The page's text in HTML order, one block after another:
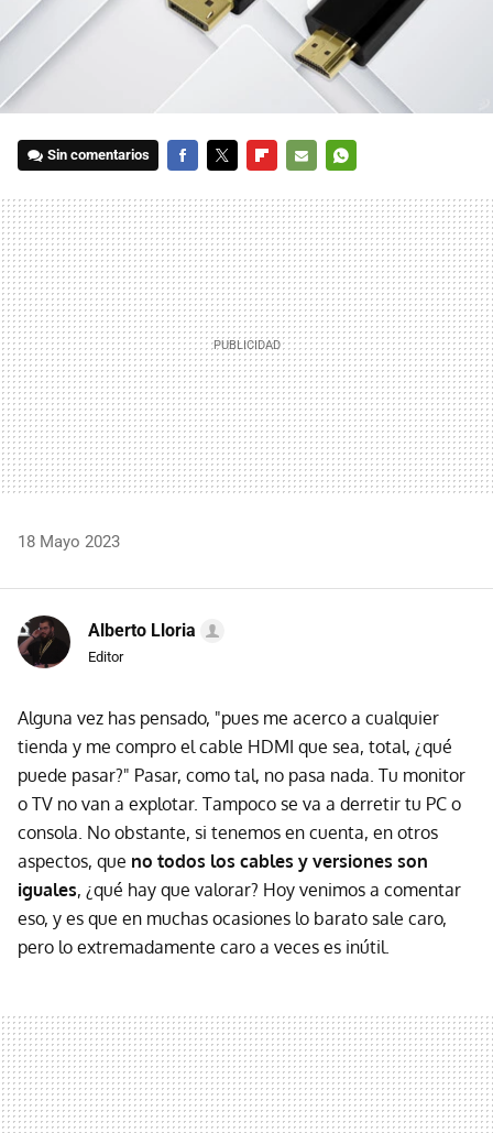
Sin comentarios
MAIL
18 Mayo 2023
Alberto Lloria
Editor
Alguna vez has pensado, "pues me acerco a cualquier
tienda y me compro el cable HDMI que sea, total, ¿qué
puede pasar?" Pasar, como tal, no pasa nada. Tu monitor
o TV no van a explotar. Tampoco se va a derretir tu PC o
consola. No obstante, si tenemos en cuenta, en otros
aspectos, que no todos los cables y versiones son
iguales, ¿qué hay que valorar? Hoy venimos a comentar
eso, y es que en muchas ocasiones lo barato sale caro,
pero lo extremadamente caro a veces es inútil.